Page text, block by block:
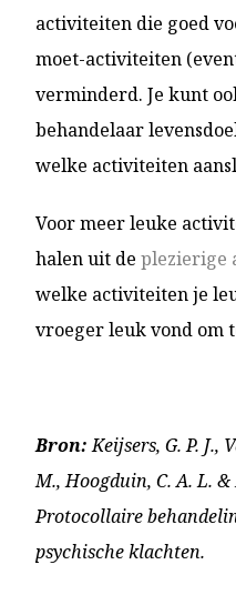
activiteiten die goed
moet-activiteiten
verminderd. Je kunt
behandelaar
welke activiteiten
Voor meer leuke
halen uit de plezierige
welke activiteiten je
vroeger leuk vond om
Bron:Keijsers, G. P. J.,
M., Hoogduin, C. A. L.
Protocollaire
psychische klachten.